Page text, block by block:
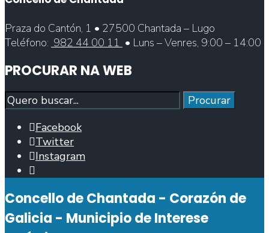
Praza do Cantón, 1 • 27500 Chantada – Lugo
Teléfono: 982 44 00 11 • Luns – Venres, 9:00 – 14:00
PROCURAR NA WEB
Procurar
Procurar
Facebook
Twitter
Instagram
de
busca
Concello de Chantada - Corazón de
Galicia - Municipio de Interese